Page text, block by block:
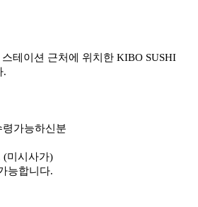
테이션 근처에 위치한 KIBO SUSHI
.
가능하신분
(미시사가)
능합니다.